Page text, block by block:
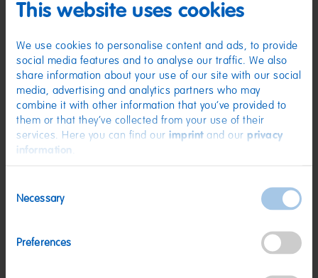
This website uses cookies
We use cookies to personalise content and ads, to provide
social media features and to analyse our traffic. We also
share information about your use of our site with our social
media, advertising and analytics partners who may
combine it with other information that you’ve provided to
them or that they’ve collected from your use of their
services. Here you can find our imprintand our privacy
information
Selection
Necessary
Preferences
Zutaten
Citronensäure; Sonnenblumenöl; Frucht- und Pflanzenkonzentrate:
Spirulina, Saflor, Holunderbeere, Schwarze Johannisbeere, Orange,
Aronia, Traube, Zitrone; Holunderbeerextrakt; Überzugsmittel:
Bienenwachs weiß und gelb; Karamellsirup; Aroma. Kann Spuren von
MILCH, WEIZEN enthalten.
Nährwerte
Nährwerte pro 100 g